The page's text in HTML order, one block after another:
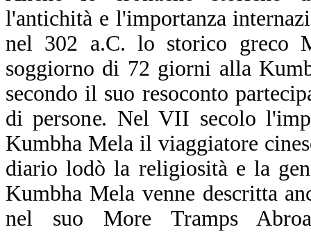
l'antichità e l'importanza
nel 302 a.C. lo storico greco
soggiorno di 72 giorni alla
secondo il suo resoconto
di persone. Nel VII secolo
Kumbha Mela il viaggiatore
diario lodò la religiosità e la
Kumbha Mela venne descritta
nel suo More Tramps